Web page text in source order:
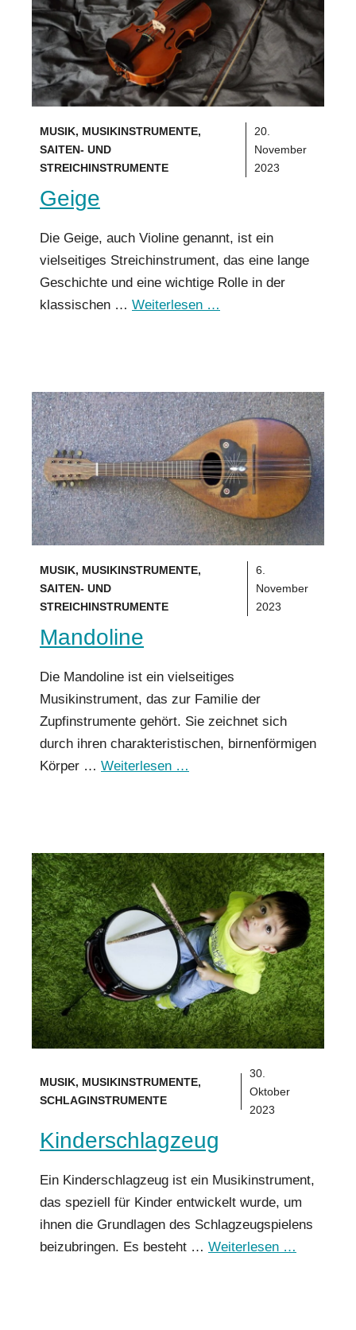
MUSIK, MUSIKINSTRUMENTE,
SAITEN- UND
STREICHINSTRUMENTE
20.
November
2023
Geige
Die Geige, auch Violine genannt, ist ein
vielseitiges Streichinstrument, das eine lange
Geschichte und eine wichtige Rolle in der
klassischen … Weiterlesen …
MUSIK, MUSIKINSTRUMENTE,
SAITEN- UND
STREICHINSTRUMENTE
6.
November
2023
Mandoline
Die Mandoline ist ein vielseitiges
Musikinstrument, das zur Familie der
Zupfinstrumente gehört. Sie zeichnet sich
durch ihren charakteristischen, birnenförmigen
Körper … Weiterlesen …
MUSIK, MUSIKINSTRUMENTE,
SCHLAGINSTRUMENTE
30.
Oktober
2023
Kinderschlagzeug
Ein Kinderschlagzeug ist ein Musikinstrument,
das speziell für Kinder entwickelt wurde, um
ihnen die Grundlagen des Schlagzeugspielens
beizubringen. Es besteht … Weiterlesen …